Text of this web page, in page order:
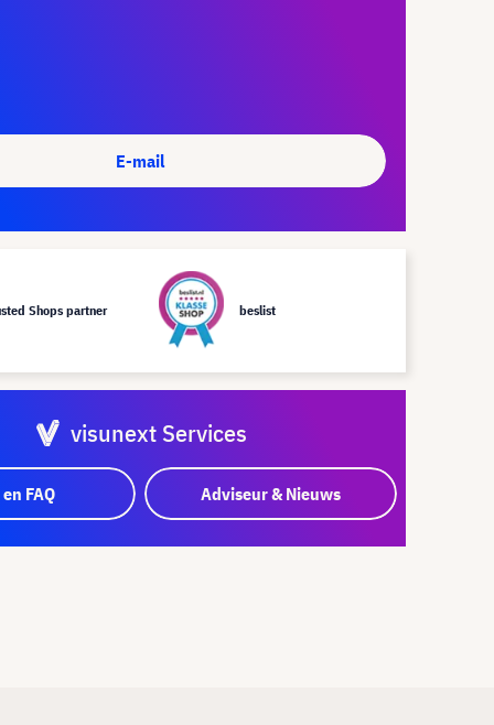
E-mail
Shops partner beslist
visunext Services
FAQ Adviseur & Nieuws